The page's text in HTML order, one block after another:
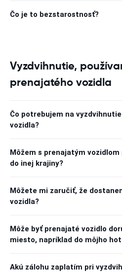
Čo je to bezstarostnosť?
Vyzdvihnutie,
prenajatého vozidla
Čo potrebujem na
vozidla?
Môžem s prenajatým
do inej krajiny?
Môžete mi zaručiť, že
vozidla?
Môže byť prenajaté vozidlo
miesto, napríklad do môjho
Akú zálohu zaplatím pri